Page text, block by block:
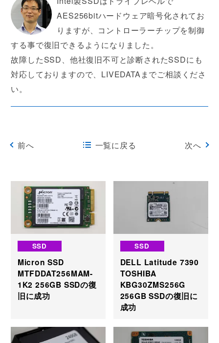
AES256bitハードウェア暗号化されてお
りますが、コントローラーチップを制御
する事で復旧できるようになりました。
故障したSSD、他社復旧不可と診断されたSSDにも
対応しておりますので、LIVEDATAまでご相談くださ
い。
前へ 一覧に戻る 次へ
SSD
Micron SSD
MTFDDAT256MAM-
1K2 256GB SSDの復
旧に成功
SSD
DELL Latitude 7390
TOSHIBA
KBG30ZMS256G
256GB SSDの復旧に
成功